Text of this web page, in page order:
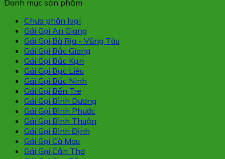
Danh mục sản phẩm
Chưa phân loại
Gái Gọi An Giang
Gái Gọi Bà Rịa - Vũng Tàu
Gái Gọi Bắc Giang
Gái Gọi Bắc Kạn
Gái Gọi Bạc Liêu
Gái Gọi Bắc Ninh
Gái Gọi Bến Tre
Gái Gọi Bình Dương
Gái Gọi Bình Phước
Gái Gọi Bình Thuận
Gái Gọi Bình Định
Gái Gọi Cà Mau
Gái Gọi Cần Thơ